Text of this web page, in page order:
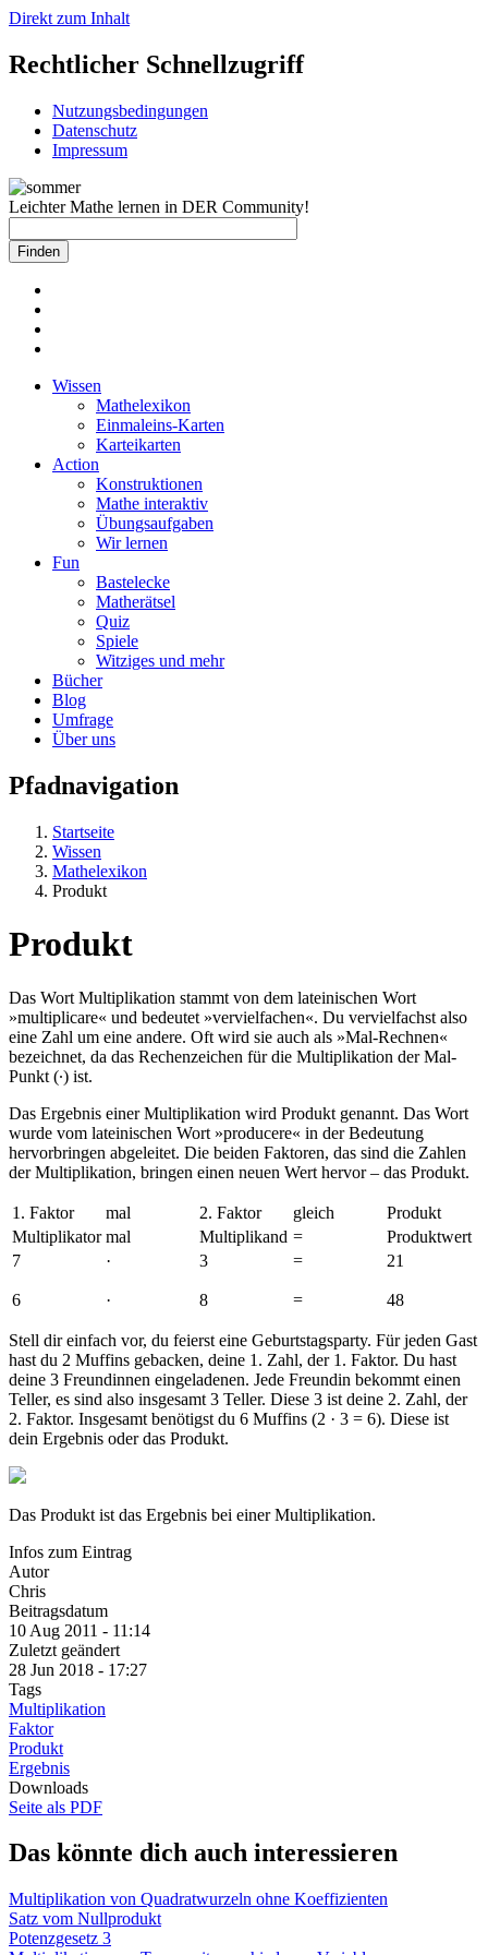
Direkt zum Inhalt
Rechtlicher Schnellzugriff
Nutzungsbedingungen
Datenschutz
Impressum
Leichter Mathe lernen in DER Community!
Wissen
Mathelexikon
Einmaleins-Karten
Karteikarten
Action
Konstruktionen
Mathe interaktiv
Übungsaufgaben
Wir lernen
Fun
Bastelecke
Matherätsel
Quiz
Spiele
Witziges und mehr
Bücher
Blog
Umfrage
Über uns
Pfadnavigation
Startseite
Wissen
Mathelexikon
Produkt
Produkt
Das Wort Multiplikation stammt von dem lateinischen Wort
»multiplicare« und bedeutet »vervielfachen«. Du vervielfachst also
eine Zahl um eine andere. Oft wird sie auch als »Mal-Rechnen«
bezeichnet, da das Rechenzeichen für die Multiplikation der Mal-
Punkt (∙) ist.
Das Ergebnis einer Multiplikation wird Produkt genannt. Das Wort
wurde vom lateinischen Wort »producere« in der Bedeutung
hervorbringen abgeleitet. Die beiden Faktoren, das sind die Zahlen
der Multiplikation, bringen einen neuen Wert hervor – das Produkt.
1. Faktor mal 2. Faktor gleich
Produkt
Multiplikator mal Multiplikand =
Produktwert
7
6
·
·
3
8
=
=
21
48
Stell dir einfach vor, du feierst eine Geburtstagsparty. Für jeden Gast
hast du 2 Muffins gebacken, deine 1. Zahl, der 1. Faktor. Du hast
deine 3 Freundinnen eingeladenen. Jede Freundin bekommt einen
Teller, es sind also insgesamt 3 Teller. Diese 3 ist deine 2. Zahl, der
2. Faktor. Insgesamt benötigst du 6 Muffins (2 · 3 = 6). Diese ist
dein Ergebnis oder das Produkt.
Das Produkt ist das Ergebnis bei einer Multiplikation.
Infos zum Eintrag
Autor
Chris
Beitragsdatum
10 Aug 2011 - 11:14
Zuletzt geändert
28 Jun 2018 - 17:27
Tags
Multiplikation
Faktor
Produkt
Ergebnis
Downloads
Seite als PDF
Das könnte dich auch interessieren
Multiplikation von Quadratwurzeln ohne Koeffizienten
Satz vom Nullprodukt
Potenzgesetz 3